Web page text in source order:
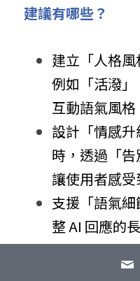
建議有哪些？
建立「人格
例如「活潑
互動語氣風格
設計「情感
時，透過「告
讓使用者感受
支援「語氣
整 AI 回應的
至風格模板